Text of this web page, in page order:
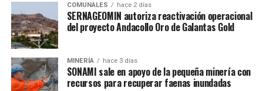
COMUNALES hace 2 días
SERNAGEOMIN autoriza reactivación operacional
del proyecto Andacollo Oro de Galantas Gold
MINERÍA hace 3 días
SONAMI sale en apoyo de la pequeña minería con
recursos para recuperar faenas inundadas